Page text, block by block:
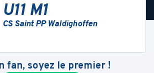
U11 M1
CS Saint PP Waldighoffen
fan, soyez le premier !